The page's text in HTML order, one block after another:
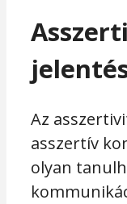
Az
asszertív
olyan